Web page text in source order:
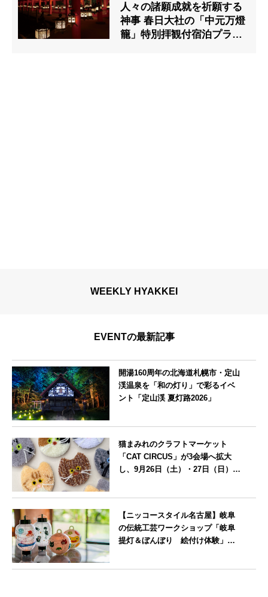
人々の諸願成就を祈願する
神事 春日大社の「中元万燈
籠」特別拝観付宿泊プラン
WEEKLY HYAKKEI
EVENTの最新記事
開湯160周年の北海道札幌市・定山
渓温泉を「和の灯り」で彩るイベ
ント「定山渓 夏灯路2026」
猫まみれのクラフトマーケット
「CAT CIRCUS」が3会場へ拡大
し、9月26日（土）・27日（日）に
【ニッコースタイル名古屋】岐阜
の伝統工芸ワークショップ「岐阜
提灯＆ぼんぼり 絵付け体験」を7